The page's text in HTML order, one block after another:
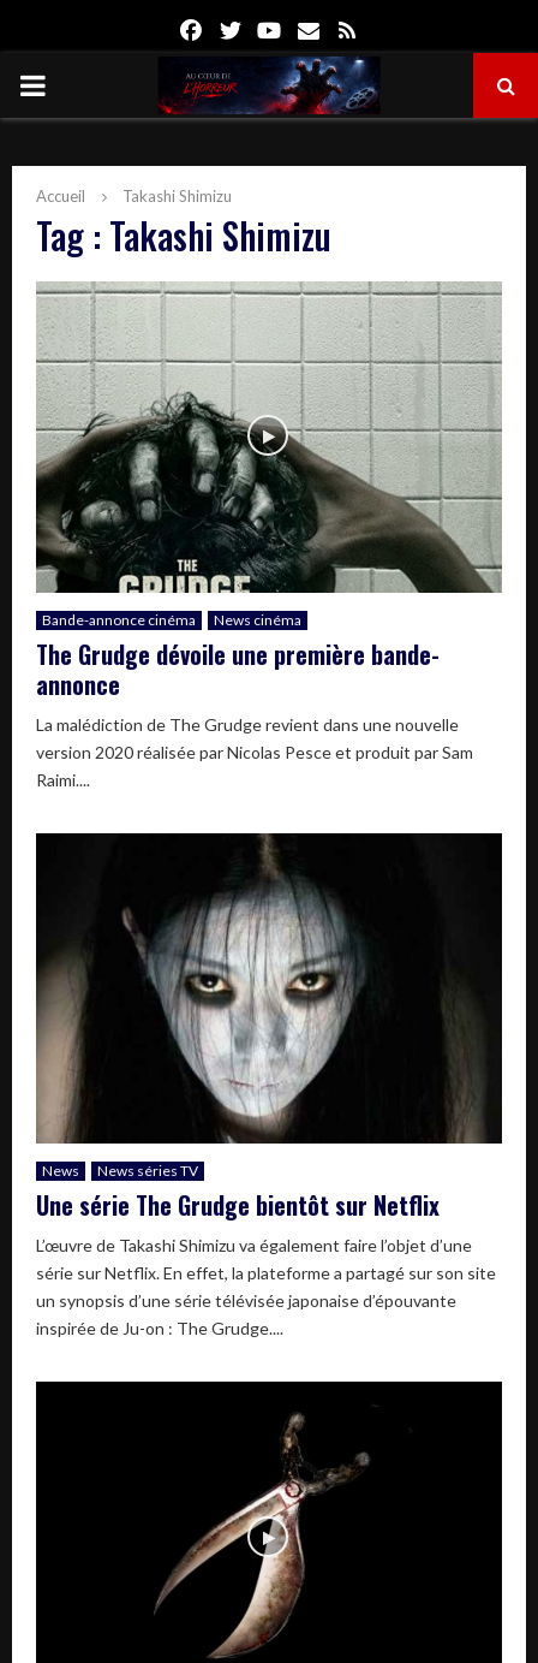
FacebookTwitterYoutube
Email
PRIMARY
Accueil Takashi Shimizu
Tag : Takashi Shimizu
Bande-annonce cinéma News cinéma
The Grudge dévoile une première bande-
annonce
La malédiction de The Grudge revient dans une nouvelle
version 2020 réalisée par Nicolas Pesce et produit par Sam
Raimi....
News News séries TV
Une série The Grudge bientôt sur Netflix
L’œuvre de Takashi Shimizu va également faire l’objet d’une
série sur Netflix. En effet, la plateforme a partagé sur son site
un synopsis d’une série télévisée japonaise d’épouvante
inspirée de Ju-on : The Grudge....